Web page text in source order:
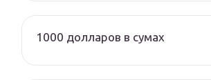
1000 долларов в сумах